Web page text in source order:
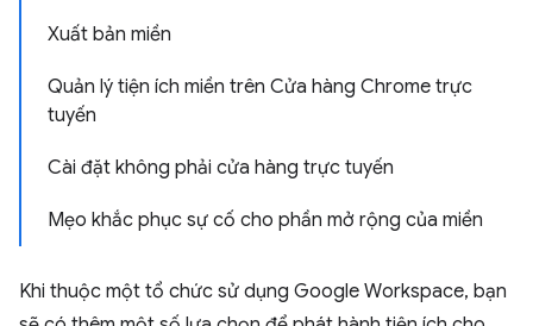
Xuất bản miền
Quản lý tiện ích miền trên Cửa hàng Chrome trực
tuyến
Cài đặt không phải cửa hàng trực tuyến
Mẹo khắc phục sự cố cho phần mở rộng của miền
Khi thuộc một tổ chức sử dụng Google Workspace, bạn